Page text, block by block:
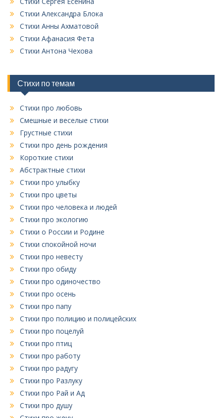
е
х
р
у
к
Стихи Александра Блока
Стихи Анны Ахматовой
Стихи Афанасия Фета
Стихи Антона Чехова
Стихи по темам
Стихи про любовь
Смешные и веселые стихи
Грустные стихи
Стихи про день рождения
Короткие стихи
Абстрактные стихи
Стихи про улыбку
Стихи про цветы
Стихи про человека и людей
Стихи про экологию
Стихи о России и Родине
Стихи спокойной ночи
Стихи про невесту
Стихи про обиду
Стихи про одиночество
Стихи про осень
Стихи про папу
Стихи про полицию и полицейских
Стихи про поцелуй
Стихи про птиц
Стихи про работу
Стихи про радугу
Стихи про Разлуку
Стихи про Рай и Ад
Стихи про душу